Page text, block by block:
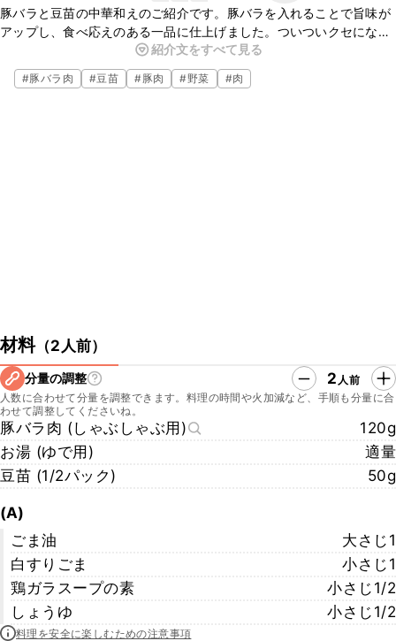
豚バラと豆苗の中華和えのご紹介です。豚バラを入れることで旨味が
アップし、食べ応えのある一品に仕上げました。ついついクセになる
あと引くおいしさです。おつまみにもおすすめですよ。ぜひ、作って
みてくださいね。
紹介文をすべて見る
#豚バラ肉 #豆苗 #豚肉 #野菜 #肉
材料（2人前）
分量の調整 2 人前
人数に合わせて分量を調整できます。料理の時間や火加減など、手順も分量に合
わせて調整してくださいね。
豚バラ肉 (しゃぶしゃぶ用)
120g
お湯 (ゆで用)
適量
豆苗 (1/2パック)
50g
(A)
ごま油
大さじ1
白すりごま
小さじ1
鶏ガラスープの素
小さじ1/2
しょうゆ
小さじ1/2
料理を安全に楽しむための注意事項